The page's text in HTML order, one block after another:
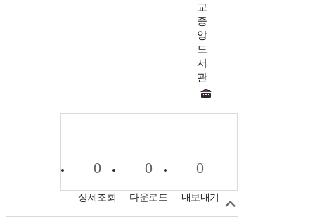
교
중
앙
도
서
관
0
상세조회
0
다운로드
0
내보내기